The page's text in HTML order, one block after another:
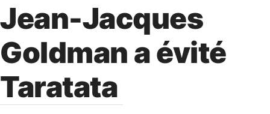
Jean-Jacques
Goldman a évité
Taratata